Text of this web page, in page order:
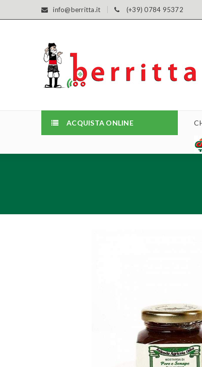
info@berritta.it (+39) 0784 95372
ACQUISTA ONLINE